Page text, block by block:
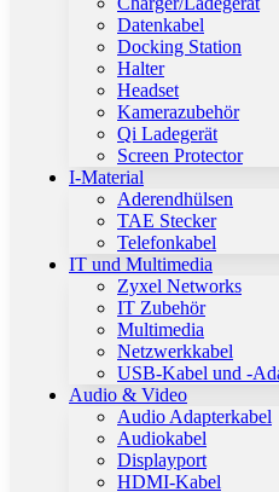
Datenkabel
Docking Station
Halter
Headset
Kamerazubehör
Qi Ladegerät
Screen Protector
I-Material
Aderendhülsen
TAE Stecker
Telefonkabel
IT und Multimedia
Zyxel Networks
IT Zubehör
Multimedia
Netzwerkkabel
USB-Kabel und -
Audio & Video
Audio Adapterkabel
Audiokabel
Displayport
HDMI-Kabel